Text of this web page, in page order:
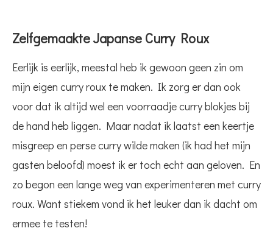
Zelfgemaakte Japanse Curry Roux
Eerlijk is eerlijk, meestal heb ik gewoon geen zin om
mijn eigen curry roux te maken. Ik zorg er dan ook
voor dat ik altijd wel een voorraadje curry blokjes bij
de hand heb liggen. Maar nadat ik laatst een keertje
misgreep en perse curry wilde maken (ik had het mijn
gasten beloofd) moest ik er toch echt aan geloven. En
zo begon een lange weg van experimenteren met curry
roux. Want stiekem vond ik het leuker dan ik dacht om
ermee te testen!